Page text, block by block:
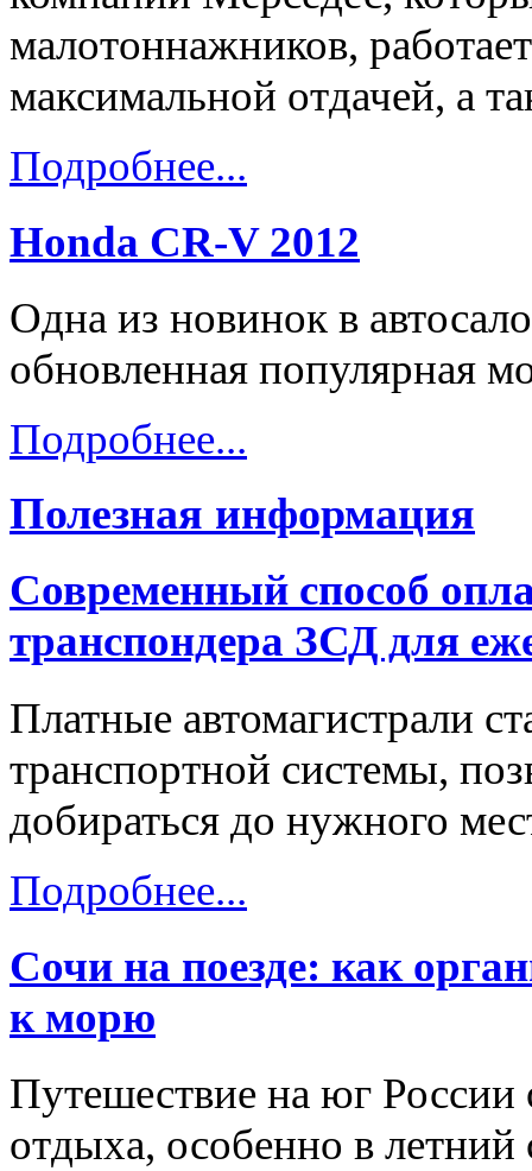
малотоннажников,
максимальной отдачей, а
Подробнее...
Honda CR-V 2012
Одна из новинок в
обновленная популярная
Подробнее...
Полезная информация
Современный способ
транспондера ЗСД для
Платные автомагистрали
транспортной системы,
добираться до нужного
Подробнее...
Сочи на поезде: как
к морю
Путешествие на юг России
отдыха, особенно в летний